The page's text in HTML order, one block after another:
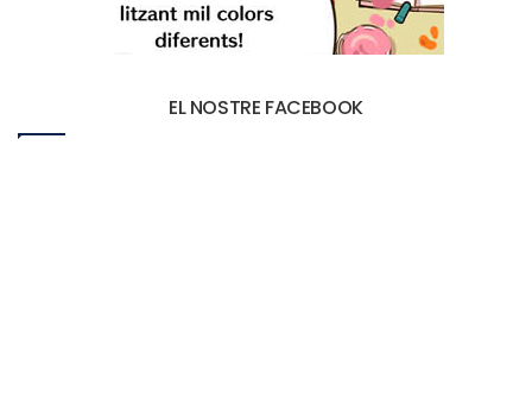
EL NOSTRE FACEBOOK